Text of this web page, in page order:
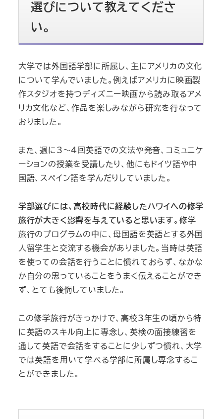
選びについて教えてくださ
い。
大学では外国語学部に所属し、主にアメリカの文化
について学んでいました。例えばアメリカに映画製
作スタジオを持つディズニー映画から読み取るアメ
リカ文化など、作品を楽しみながら研究を行なって
おりました。
また、週に3～4回英語での文法や発音、コミュニケ
ーションの授業を受講したり、他にもドイツ語や中
国語、スペイン語を学んだりしていました。
学部選びには、高校時代に経験したハワイへの修学
旅行が大きく影響を与えていると思います。修学
旅行のプログラムの中に、母国語を英語とする外国
人留学生と交流する機会がありました。当時は英語
を使っての会話を行うことに慣れておらず、なかな
か自分の思っていることをうまく伝えることができ
ず、とても後悔していました。
この修学旅行がきっかけで、高校3年生の頃から特
に英語のスキル向上に専念し、英検の面接練習を
通して英語で会話をすることに少しずつ慣れ、大学
では英語を用いて学べる学部に所属し専念するこ
とができました。